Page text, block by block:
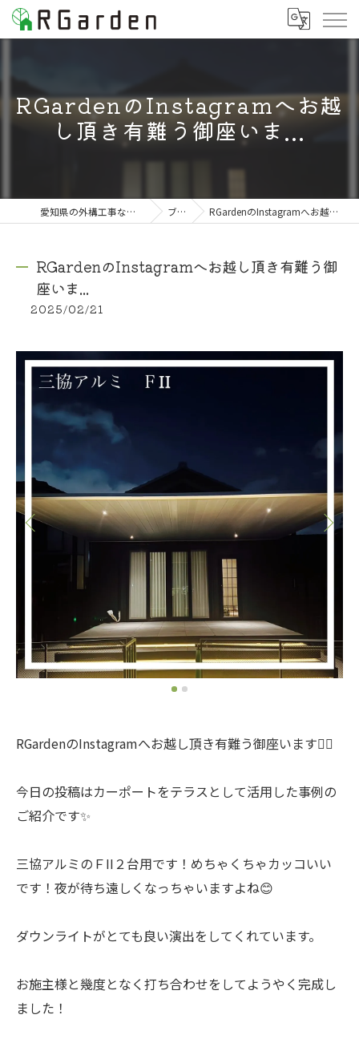
RGardenのInstagramへお越
し頂き有難う御座いま...
愛知県の外構工事なら株式会社RGarden ブログ RGardenのInstagramへお越し頂き有難う御座いま...
RGardenのInstagramへお越し頂き有難う御
座いま...
2025/02/21
RGardenのInstagramへお越し頂き有難う御座います🙇‍♂️
今日の投稿はカーポートをテラスとして活用した事例の
ご紹介です✨
三協アルミのＦII２台用です！めちゃくちゃカッコいい
です！夜が待ち遠しくなっちゃいますよね😊
ダウンライトがとても良い演出をしてくれています。
お施主様と幾度となく打ち合わせをしてようやく完成し
ました！